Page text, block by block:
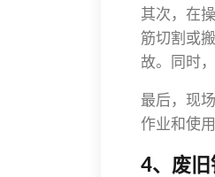
其次，在
筋切割或
故。同时
最后，现
作业和使
4、废